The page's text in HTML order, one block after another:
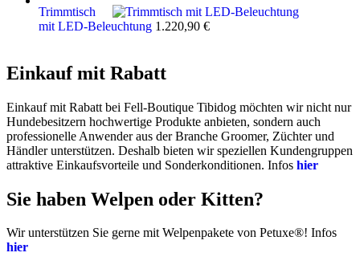
Trimmtisch
mit LED-Beleuchtung 1.220,90 €
Einkauf mit Rabatt
Einkauf mit Rabatt bei Fell-Boutique Tibidog möchten wir nicht nur
Hundebesitzern hochwertige Produkte anbieten, sondern auch
professionelle Anwender aus der Branche Groomer, Züchter und
Händler unterstützen. Deshalb bieten wir speziellen Kundengruppen
attraktive Einkaufsvorteile und Sonderkonditionen. Infos hier
Sie haben Welpen oder Kitten?
Wir unterstützen Sie gerne mit Welpenpakete von Petuxe®! Infos
hier